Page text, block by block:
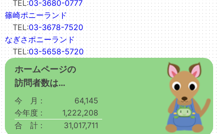
TEL:03-3680-0777
篠崎ポニーランド
TEL:03-3678-7520
なぎさポニーランド
TEL:03-5658-5720
ホームページの
訪問者数は…
今 月 :
64,145
今年度 :
1,222,208
合 計 :
31,017,711